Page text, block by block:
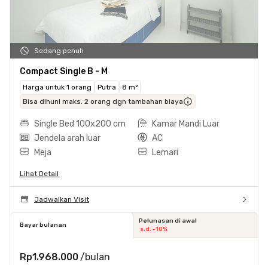
Sedang penuh
Compact Single B - M
Harga untuk 1 orang Putra
8 m²
Bisa dihuni maks. 2 orang dgn tambahan biaya
Single Bed 100x200 cm
Kamar Mandi Luar
Jendela arah luar
AC
Meja
Lemari
Lihat Detail
Jadwalkan Visit
Bayar bulanan
Pelunasan di awal
s.d. -10%
Rp1.968.000 /bulan